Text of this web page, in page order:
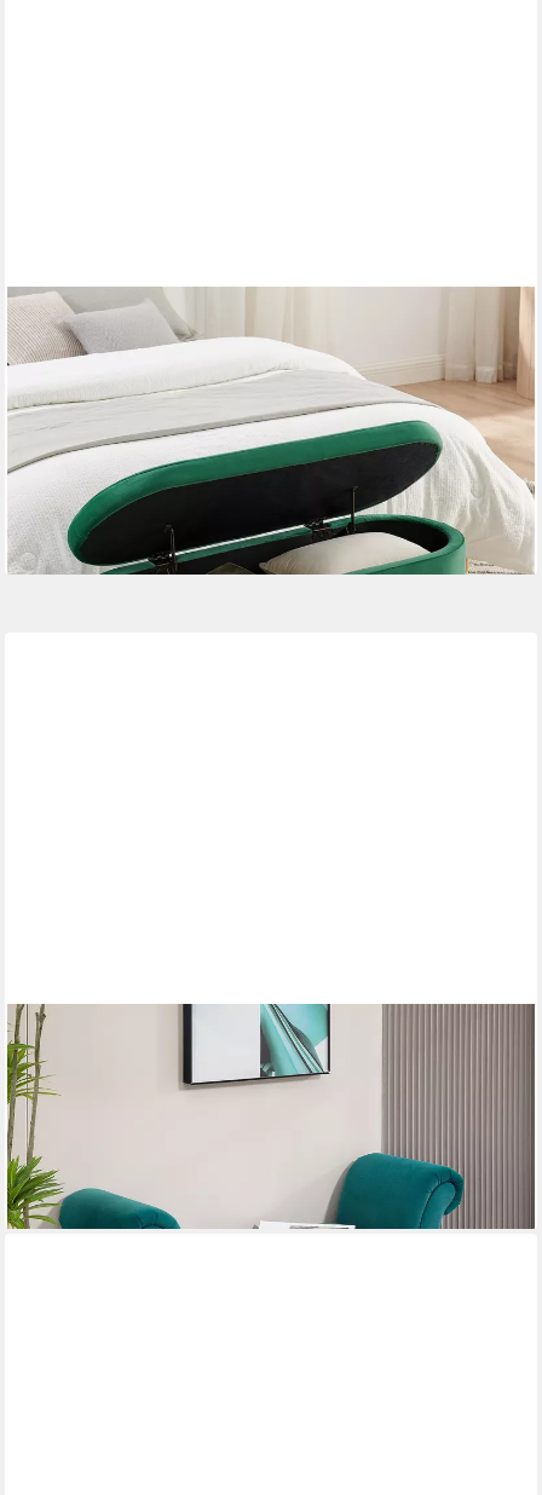
MODFU
Polsterbank 20L Stauraum, Holzbeine & Massivholzrahmen
(Packung, 1-St., Aufbewahrungsbank 110x40x42 cm,
Dunkelgrün, Samt-Stoff), Vielseitige Schuhbank für Flur, Schlaf-
& Wohnzimmer
139,99 € UVP
lieferbar - in 6-8 Werktagen bei dir
+1
OKWISH
Polsterbank Luxus Polsterbank 117x40x58cm (Packung, 1-St.,
Stilvolle Sitzbank für Wohnzimmer & Schlafzimmer, Samtoptik),
Bequeme Flurbank & Bettbank mit edlem Design, in Grün
215,99 €
lieferbar - in 6-8 Werktagen bei dir